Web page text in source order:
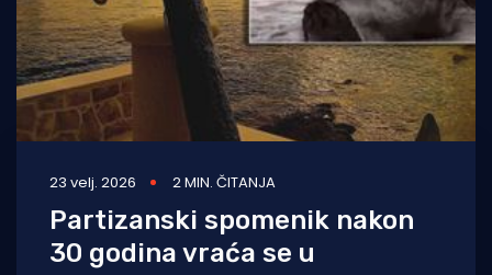
23 velj. 2026 2 MIN. ČITANJA
Partizanski spomenik nakon
30 godina vraća se u